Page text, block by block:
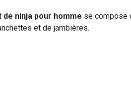
WESTERN
de ninja pour homme se compose
et de jambières.